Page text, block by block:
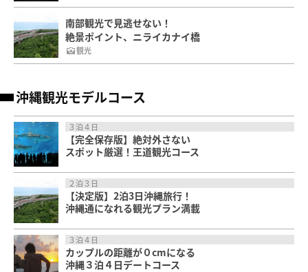
南部観光で見逃せない！
絶景ポイント、ニライカナイ橋
観光
沖縄観光モデルコース
３泊４日
【完全保存版】絶対外さない
スポット厳選！王道観光コース
２泊３日
【決定版】2泊3日沖縄旅行！
沖縄通になれる観光プラン満載
３泊４日
カップルの距離が０cmになる
沖縄３泊４日デートコース